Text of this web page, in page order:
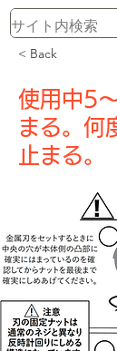
< Back
使用中5
まる。何
止まる。